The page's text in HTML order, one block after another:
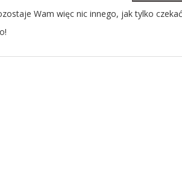
Wam więc nic innego, jak tylko